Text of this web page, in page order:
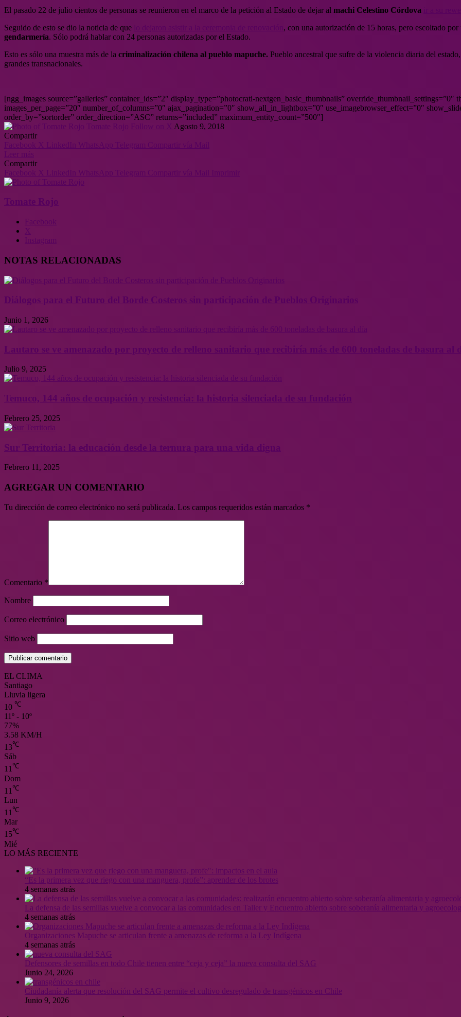
El pasado 22 de julio cientos de personas se reunieron en el marco de la petición al Estado de dejar al machi Celestino Córdova
Seguido de esto se dio la noticia de que
, con una autorización de 15 horas, pero escoltado
gendarmería. Sólo podrá hablar con 24 personas autorizadas por el Estado.
Esto es sólo una muestra más de la criminalización chilena al pueblo mapuche. Pueblo ancestral que sufre de la violencia diaria del
grandes transnacionales.
[ngg_images source=”galleries” container_ids=”2″ display_type=”photocrati-nextgen_basic_thumbnails”
images_per_page=”20″ number_of_columns=”0″ ajax_pagination=”0″ show_all_in_lightbox=”0″ use_imagebrowser_effect=”0″
order_by=”sortorder” order_direction=”ASC” returns=”included” maximum_entity_count=”500″]
Agosto 9, 2018
Compartir
Compartir
X
Instagram
NOTAS RELACIONADAS
Diálogos para el Futuro del Borde Costeros sin participación de Pueblos Originarios
Junio 1, 2026
Lautaro se ve amenazado por proyecto de relleno sanitario que recibiría más de 600 toneladas de basura al
Julio 9, 2025
Temuco, 144 años de ocupación y resistencia: la historia silenciada de su fundación
Febrero 25, 2025
Sur Territoria: la educación desde la ternura para una vida digna
Febrero 11, 2025
AGREGAR UN COMENTARIO
Tu dirección de correo electrónico no será publicada. Los campos requeridos están marcados *
Comentario *
Nombre
Correo electrónico
Sitio web
EL CLIMA
Santiago
Lluvia ligera
10 ℃
11º - 10º
77%
3.58 KM/H
13℃
Sáb
11℃
Dom
11 ℃
Lun
11 ℃
Mar
15℃
Mié
LO MÁS RECIENTE
“Es la primera vez que riego con una manguera, profe”: aprender de los brotes
4 semanas atrás
La defensa de las semillas vuelve a convocar a las comunidades en Taller y Encuentro abierto sobre soberanía alimentaria y
4 semanas atrás
Organizaciones Mapuche se articulan frente a amenazas de reforma a la Ley Indígena
4 semanas atrás
Defensores de semillas en todo Chile tienen entre “ceja y ceja” la nueva consulta del SAG
Junio 24, 2026
Ciudadanía alerta que resolución del SAG permite el cultivo desregulado de transgénicos en Chile
Junio 9, 2026